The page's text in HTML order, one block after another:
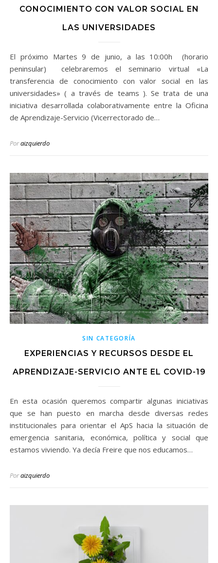
CONOCIMIENTO CON VALOR SOCIAL EN
LAS UNIVERSIDADES
El próximo Martes 9 de junio, a las 10:00h (horario
peninsular) celebraremos el seminario virtual «La
transferencia de conocimiento con valor social en las
universidades» ( a través de teams ). Se trata de una
iniciativa desarrollada colaborativamente entre la Oficina
de Aprendizaje-Servicio (Vicerrectorado de…
Poraizquierdo
SIN CATEGORÍA
EXPERIENCIAS Y RECURSOS DESDE EL
APRENDIZAJE-SERVICIO ANTE EL COVID-19
En esta ocasión queremos compartir algunas iniciativas
que se han puesto en marcha desde diversas redes
institucionales para orientar el ApS hacia la situación de
emergencia sanitaria, económica, política y social que
estamos viviendo. Ya decía Freire que nos educamos…
Poraizquierdo